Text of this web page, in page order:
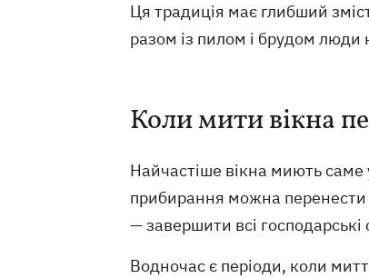
Ця традиція має глибший
разом із пилом і брудом люди
Коли мити вікна
Найчастіше вікна миють
прибирання можна перенести
— завершити всі
Водночас є періоди, коли